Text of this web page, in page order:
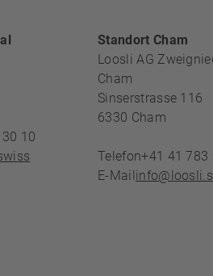
10
Standort Cham
Loosli AG
Cham
Sinserstrasse 116
6330 Cham
Telefon+41 41 783
E-Mail